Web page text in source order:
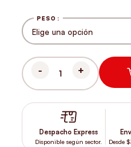
PESO
HILLS PRESCRIPTION DIET
Despacho Express
Disponible según sector. Desde